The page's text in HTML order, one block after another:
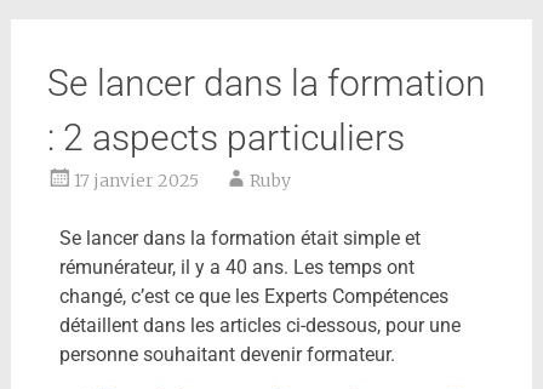
Se lancer dans la formation
: 2 aspects particuliers
17 janvier 2025 Ruby
Se lancer dans la formation était simple et
rémunérateur, il y a 40 ans. Les temps ont
changé, c’est ce que les Experts Compétences
détaillent dans les articles ci-dessous, pour une
personne souhaitant devenir formateur.